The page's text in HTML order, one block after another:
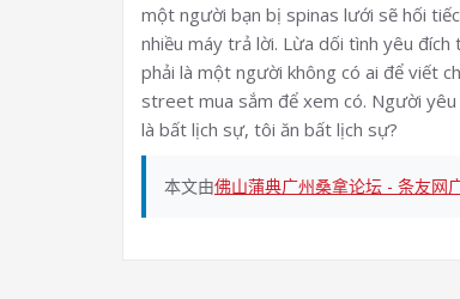
một người bạn bị spinas lưới sẽ hối
nhiều máy trả lời. Lừa dối tình yêu
phải là một người không có ai để viết
street mua sắm để xem có. Người
là bất lịch sự, tôi ăn bất lịch sự?
本文由佛山蒲典广州桑拿论坛 - 条友网